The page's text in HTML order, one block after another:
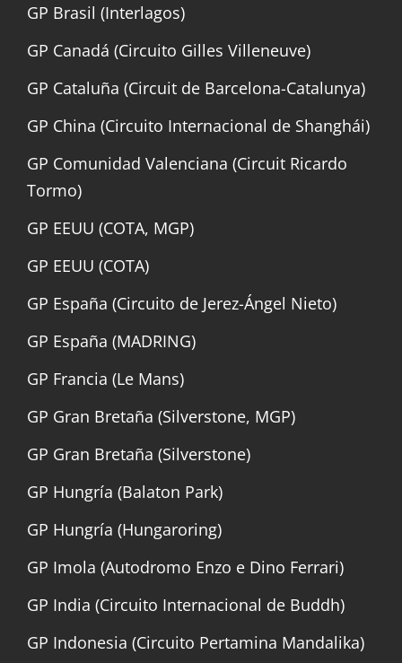
GP Brasil (Interlagos)
GP Canadá (Circuito Gilles Villeneuve)
GP Cataluña (Circuit de Barcelona-Catalunya)
GP China (Circuito Internacional de Shanghái)
GP Comunidad Valenciana (Circuit Ricardo
Tormo)
GP EEUU (COTA, MGP)
GP EEUU (COTA)
GP España (Circuito de Jerez-Ángel Nieto)
GP España (MADRING)
GP Francia (Le Mans)
GP Gran Bretaña (Silverstone, MGP)
GP Gran Bretaña (Silverstone)
GP Hungría (Balaton Park)
GP Hungría (Hungaroring)
GP Imola (Autodromo Enzo e Dino Ferrari)
GP India (Circuito Internacional de Buddh)
GP Indonesia (Circuito Pertamina Mandalika)